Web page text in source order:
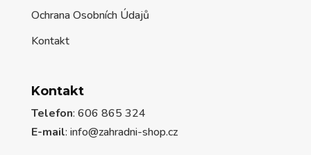
Ochrana Osobních Údajů
Kontakt
Kontakt
Telefon: 606 865 324
E-mail: info@zahradni-shop.cz